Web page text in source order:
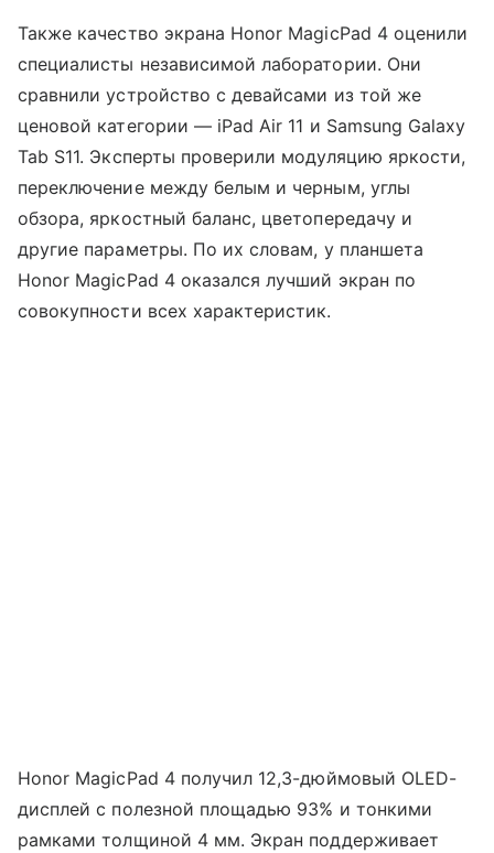
Также качество экрана Honor MagicPad 4 оценили
специалисты независимой лаборатории. Они
сравнили устройство с девайсами из той же
ценовой категории — iPad Air 11 и Samsung Galaxy
Tab S11. Эксперты проверили модуляцию яркости,
переключение между белым и черным, углы
обзора, яркостный баланс, цветопередачу и
другие параметры. По их словам, у планшета
Honor MagicPad 4 оказался лучший экран по
совокупности всех характеристик.
Honor MagicPad 4 получил 12,3-дюймовый OLED-
дисплей с полезной площадью 93% и тонкими
рамками толщиной 4 мм. Экран поддерживает